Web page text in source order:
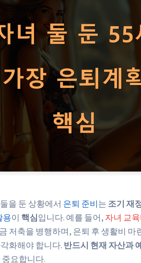
을 둔 상황에서 은퇴 준비는 조기 재
용이 핵심입니다. 예를 들어, 자녀 교
저축을 병행하며, 은퇴 후 생활비 마
화해야 합니다. 반드시 현재 자산과
중요합니다.